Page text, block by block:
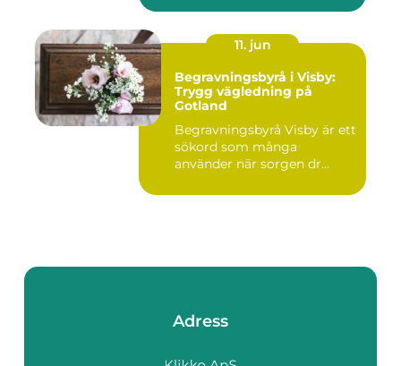
11. jun
Begravningsbyrå i Visby:
Trygg vägledning på
Gotland
Begravningsbyrå Visby är ett
sökord som många
använder när sorgen dr...
Adress